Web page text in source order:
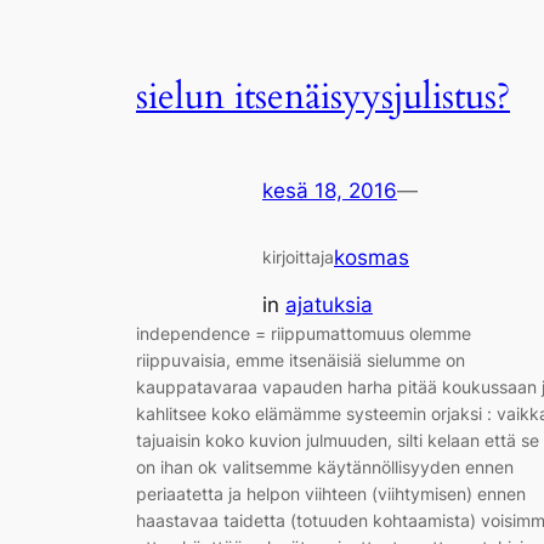
sielun itsenäisyysjulistus?
kesä 18, 2016—
kirjoittajakosmas
in ajatuksia
independence = riippumattomuus olemme
riippuvaisia, emme itsenäisiä sielumme on
kauppatavaraa vapauden harha pitää koukussaan
kahlitsee koko elämämme systeemin orjaksi :
tajuaisin koko kuvion julmuuden, silti kelaan että se
on ihan ok valitsemme käytännöllisyyden ennen
periaatetta ja helpon viihteen (viihtymisen) ennen
haastavaa taidetta (totuuden kohtaamista)